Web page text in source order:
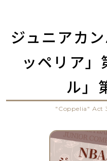
ジュニアカ
ッペリア」
ル」
"Coppelia" Act